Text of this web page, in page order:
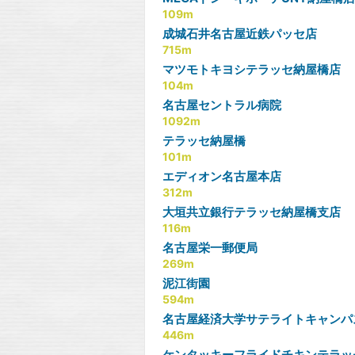
109m
成城石井名古屋近鉄パッセ店
715m
マツモトキヨシテラッセ納屋橋店
104m
名古屋セントラル病院
1092m
テラッセ納屋橋
101m
エディオン名古屋本店
312m
大垣共立銀行テラッセ納屋橋支店
116m
名古屋栄一郵便局
269m
泥江街園
594m
名古屋経済大学サテライトキャンパ
446m